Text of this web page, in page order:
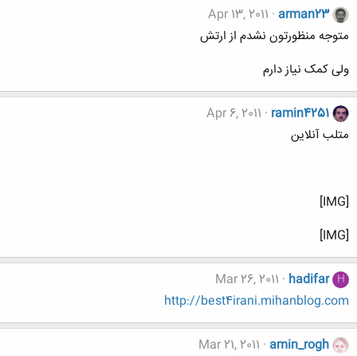
arman23
Apr 13, 2011
متوجه منظورتون نشدم از ارتش
ولی کمک نیاز دارم
ramin4251
Apr 6, 2011
متلب آنلاين
[IMG]
[IMG]
H
hadifar
Mar 26, 2011
http://best4irani.mihanblog.com
amin_rogh
Mar 21, 2011